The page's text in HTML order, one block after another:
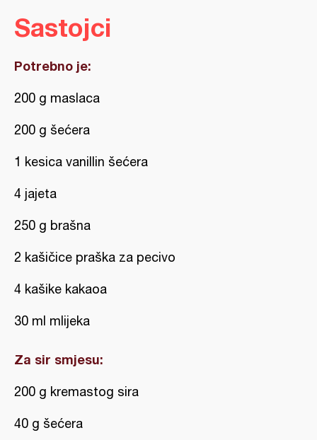
Sastojci
Potrebno je:
200 g maslaca
200 g šećera
1 kesica vanillin šećera
4 jajeta
250 g brašna
2 kašičice praška za pecivo
4 kašike kakaoa
30 ml mlijeka
Za sir smjesu:
200 g kremastog sira
40 g šećera